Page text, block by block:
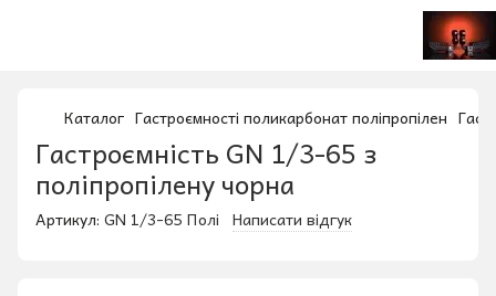
Каталог Гастроємності поликарбонат поліпропілен
Гастроємність GN 1/3-65 з
поліпропілену чорна
Артикул: GN 1/3-65 Полі Написати відгук